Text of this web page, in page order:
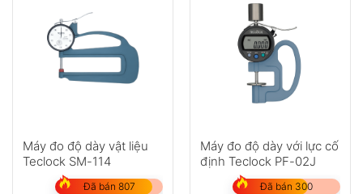
Máy đo độ dày vật liệu
Teclock SM-114
Đã bán 807
Máy đo độ dày với lực cố
định Teclock PF-02J
Đã bán 300